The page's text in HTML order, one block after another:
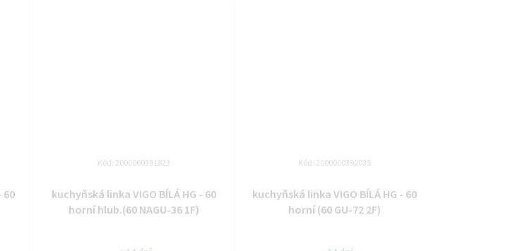
60
kuchyňská linka VIGO BÍLÁ HG - 60
horní hlub.(60 NAGU-36 1F)
Kód: 2000000391823
kuchyňská linka VIGO BÍLÁ HG - 60
horní (60 GU-72 2F)
Kód: 2000000392035